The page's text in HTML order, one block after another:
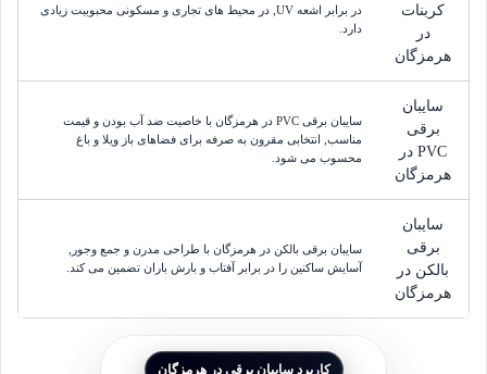
کربنات
در
هرمزگان
در برابر اشعه UV, در محیط های تجاری و مسکونی محبوبیت زیادی
دارد.
سایبان
برقی
PVC در
هرمزگان
سایبان برقی PVC در هرمزگان با خاصیت ضد آب بودن و قیمت
مناسب, انتخابی مقرون به صرفه برای فضاهای باز ویلا و باغ
محسوب می شود.
سایبان
برقی
بالکن در
هرمزگان
سایبان برقی بالکن در هرمزگان با طراحی مدرن و جمع وجور,
آسایش ساکنین را در برابر آفتاب و بارش باران تضمین می کند.
کاربرد سایبان برقی در هرمزگان